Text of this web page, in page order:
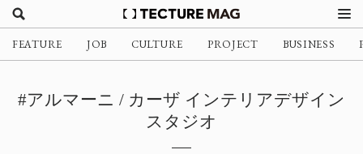
FEATURE JOB CULTURE PROJECT BUSINESS
#アルマーニ / カーザ インテリアデザイン
スタジオ